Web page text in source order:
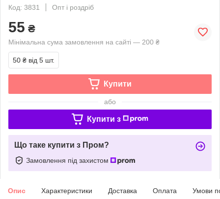
Код: 3831
Опт і роздріб
55 ₴
Мінімальна сума замовлення на сайті — 200 ₴
50 ₴ від 5 шт.
Купити
або
Купити з
Що таке купити з Пром?
Замовлення під захистом
Опис Характеристики Доставка Оплата Умови